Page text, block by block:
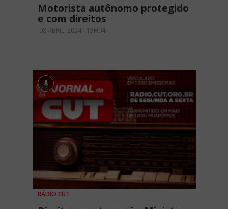
Motorista autônomo protegido
e com direitos
08 ABRIL, 2024 - 15H04
RÁDIO CUT